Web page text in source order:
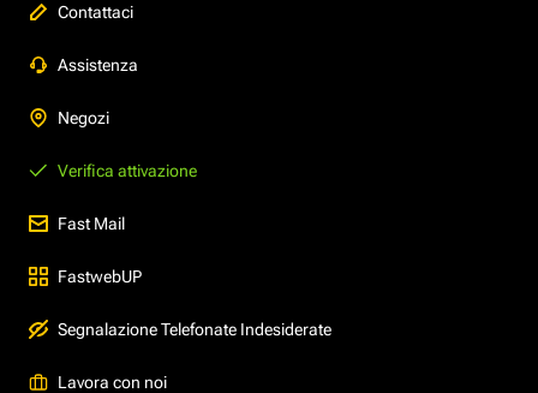
Contattaci
Assistenza
Negozi
Verifica attivazione
Fast Mail
FastwebUP
Segnalazione Telefonate Indesiderate
Lavora con noi